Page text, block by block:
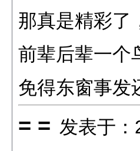
那真是精彩了
前辈后辈一个
免得东窗事发
= = 发表于